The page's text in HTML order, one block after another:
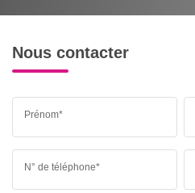
Nous contacter
Prénom*
N° de téléphone*